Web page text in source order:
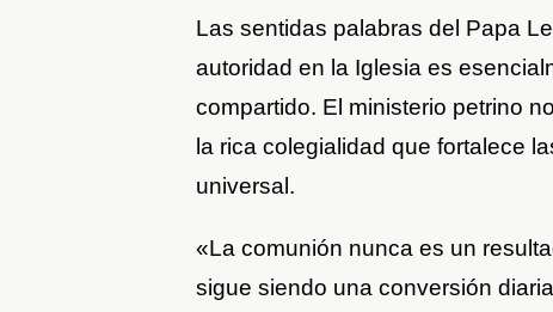
Las sentidas palabras del Papa
autoridad en la Iglesia es
compartido. El ministerio petrino
la rica colegialidad que fortalece
universal.
«La comunión nunca es un
sigue siendo una conversión